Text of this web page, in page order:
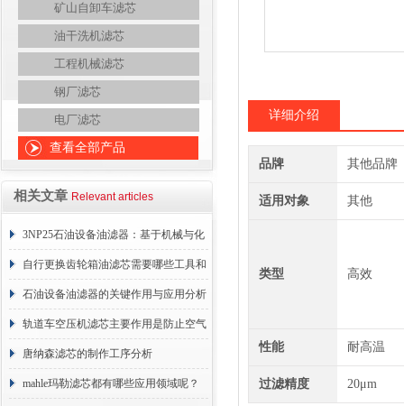
矿山自卸车滤芯
油干洗机滤芯
工程机械滤芯
钢厂滤芯
电厂滤芯
查看全部产品
相关文章 Relevant articles
3NP25石油设备油滤器：基于机械与化
学协同的油液净化核心
自行更换齿轮箱油滤芯需要哪些工具和
材料？
石油设备油滤器的关键作用与应用分析
轨道车空压机滤芯主要作用是防止空气
中的杂质和油脂浓度升高
唐纳森滤芯的制作工序分析
mahle玛勒滤芯都有哪些应用领域呢？
详细介绍
品牌 其他品牌
适用对象 其他
类型 高效
性能 耐高温
过滤精度 20μm